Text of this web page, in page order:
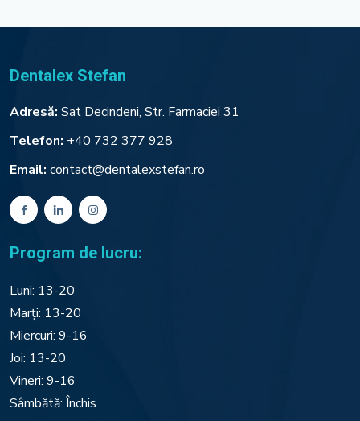
Dentalex Stefan
Adresă: Sat Decindeni, Str. Farmaciei 31
Telefon: +40 732 377 928
Email: contact@dentalexstefan.ro
Program de lucru:
Luni: 13-20
Marți: 13-20
Miercuri: 9-16
Joi: 13-20
Vineri: 9-16
Sâmbătă: Închis